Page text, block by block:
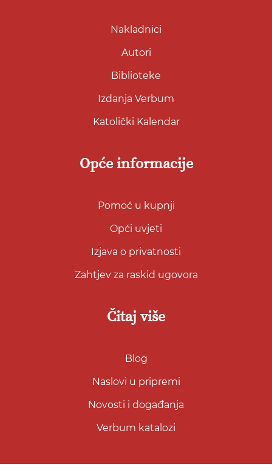
Nakladnici
Autori
Biblioteke
Izdanja Verbum
Katolički Kalendar
Opće informacije
Pomoć u kupnji
Opći uvjeti
Izjava o privatnosti
Zahtjev za raskid ugovora
Čitaj više
Blog
Naslovi u pripremi
Novosti i događanja
Verbum katalozi